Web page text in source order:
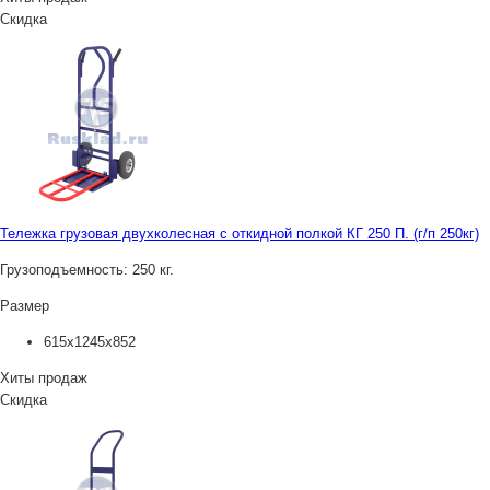
Скидка
Тележка грузовая двухколесная с откидной полкой КГ 250 П. (г/п 250кг)
Грузоподъемность: 250 кг.
Размер
615x1245x852
Хиты продаж
Скидка